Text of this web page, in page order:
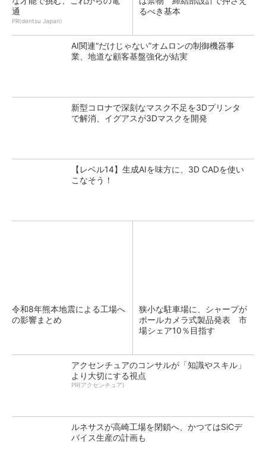
通
PR(dentsu Japan)
るべき基本
AI関連“だけじゃない”オムロンの制御機器事
業、地道な顧客基盤強化が結実
新型コロナで深刻なマスク不足を3Dプリンタ
で解消、イグアスが3Dマスクを開発
【レベル14】生成AIを味方に、3D CADを使い
こなそう！
令和8年熊本地震による工場へ
の影響まとめ
狭小な駐車場に、シャープが
ポールカメラ式製品発表 市
場シェア10％目指す
アクセンチュアのコンサルが「知識やスキル」
より大切にする視点
PR(アクセンチュア)
ルネサスが高崎工場を閉鎖へ、かつてはSiCデ
バイス生産の計画も